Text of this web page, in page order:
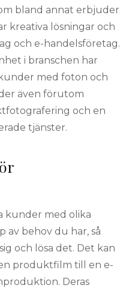
bland annat erbjuder
kreativa lösningar och
och e-handelsföretag.
i branschen har
med foton och
även förutom
och en
tjänster.
kunder med olika
av behov du har, så
och lösa det. Det kan
produktfilm till en e-
Deras